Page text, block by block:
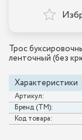
Трос
ленточный (без
Характеристики
Артикул:
Бренд (ТМ):
Код товара: